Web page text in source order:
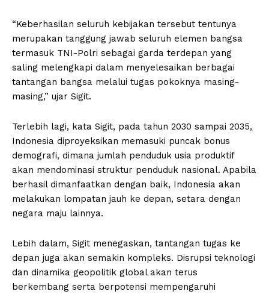
“Keberhasilan seluruh kebijakan tersebut tentunya
merupakan tanggung jawab seluruh elemen bangsa
termasuk TNI-Polri sebagai garda terdepan yang
saling melengkapi dalam menyelesaikan berbagai
tantangan bangsa melalui tugas pokoknya masing-
masing,” ujar Sigit.
Terlebih lagi, kata Sigit, pada tahun 2030 sampai 2035,
Indonesia diproyeksikan memasuki puncak bonus
demografi, dimana jumlah penduduk usia produktif
akan mendominasi struktur penduduk nasional. Apabila
berhasil dimanfaatkan dengan baik, Indonesia akan
melakukan lompatan jauh ke depan, setara dengan
negara maju lainnya.
Lebih dalam, Sigit menegaskan, tantangan tugas ke
depan juga akan semakin kompleks. Disrupsi teknologi
dan dinamika geopolitik global akan terus
berkembang serta berpotensi mempengaruhi